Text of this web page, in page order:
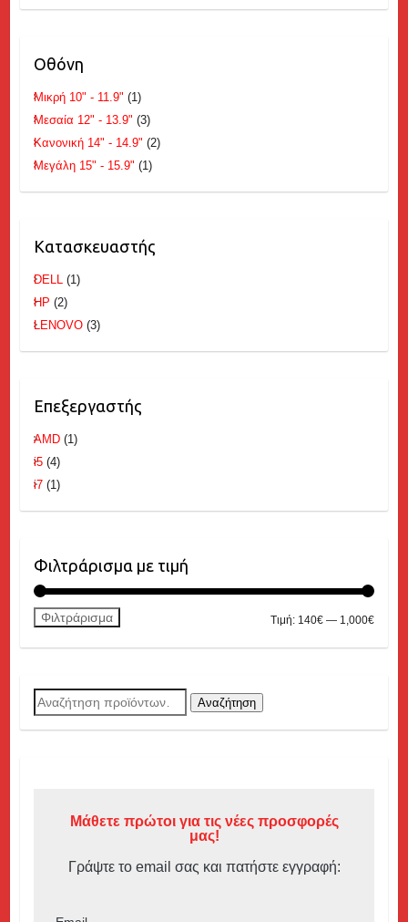
Οθόνη
Μικρή 10" - 11.9" (1)
Μεσαία 12" - 13.9" (3)
Κανονική 14" - 14.9" (2)
Μεγάλη 15" - 15.9" (1)
Κατασκευαστής
DELL (1)
HP (2)
LENOVO (3)
Επεξεργαστής
AMD (1)
i5 (4)
i7 (1)
Φιλτράρισμα με τιμή
τιμή
τιμή
Φιλτράρισμα Τιμή: 140€ — 1,000€
Αναζήτηση
για:
Αναζήτηση
Μάθετε πρώτοι για τις νέες προσφορές
μας!
Γράψτε το email σας και πατήστε εγγραφή: